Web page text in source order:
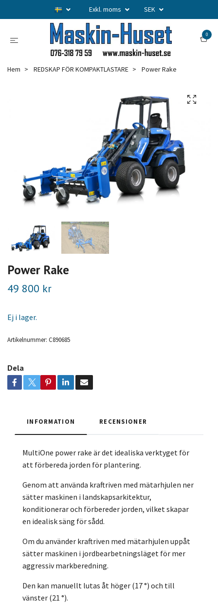
Exkl. moms SEK
0
Hem REDSKAP FÖR KOMPAKTLASTARE Power Rake
Power Rake
49 800 kr
Ej i lager.
Artikelnummer: C890685
Dela
INFORMATION RECENSIONER
MultiOne power rake är det idealiska verktyget för
att förbereda jorden för plantering.
Genom att använda kraftriven med mätarhjulen ner
sätter maskinen i landskapsarkitektur,
konditionerar och förbereder jorden, vilket skapar
en idealisk säng för sådd.
Om du använder kraftriven med mätarhjulen uppåt
sätter maskinen i jordbearbetningsläget för mer
aggressiv markberedning.
Den kan manuellt lutas åt höger (17 °) och till
vänster (21 °).